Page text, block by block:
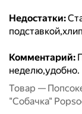
Недостатки:
Комментарий:
неделю,удобно.
Товар —
"Собачка"